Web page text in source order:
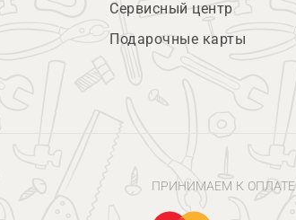
Сервисный центр
Подарочные карты
ПРИНИМАЕМ К ОПЛАТЕ